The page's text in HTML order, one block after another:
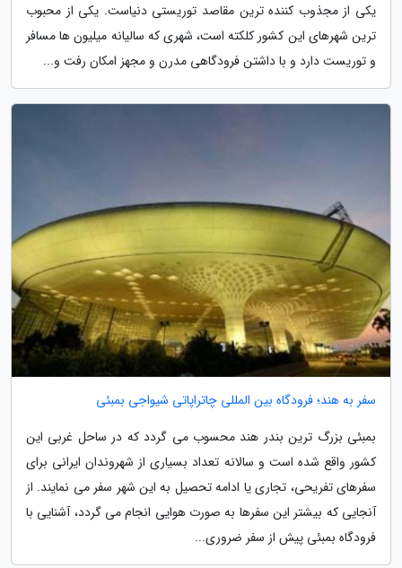
یکی از مجذوب کننده ترین مقاصد توریستی دنیاست. یکی از محبوب
ترین شهرهای این کشور کلکته است، شهری که سالیانه میلیون ها مسافر
و توریست دارد و با داشتن فرودگاهی مدرن و مجهز امکان رفت و...
سفر به هند؛ فرودگاه بین المللی چاتراپاتی شیواجی بمبئی
بمبئی بزرگ ترین بندر هند محسوب می گردد که در ساحل غربی این
کشور واقع شده است و سالانه تعداد بسیاری از شهروندان ایرانی برای
سفرهای تفریحی، تجاری یا ادامه تحصیل به این شهر سفر می نمایند. از
آنجایی که بیشتر این سفرها به صورت هوایی انجام می گردد، آشنایی با
فرودگاه بمبئی پیش از سفر ضروری...